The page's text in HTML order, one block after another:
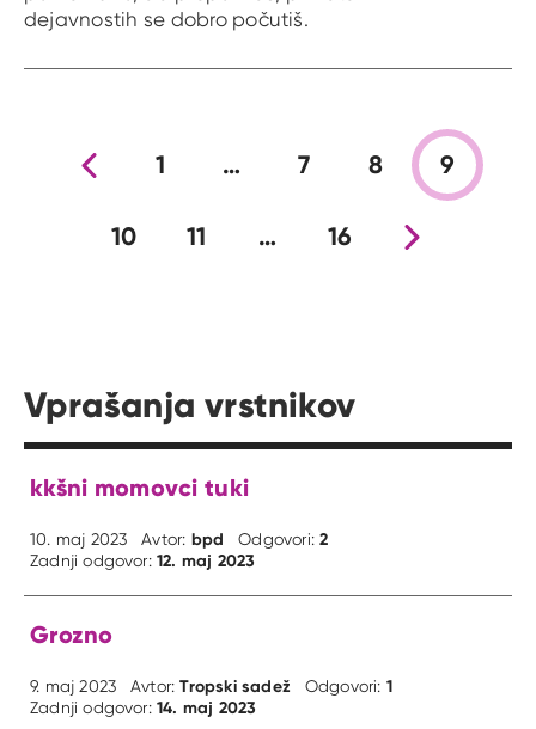
dejavnostih se dobro počutiš.
Prejšnja stran
1 … 7 8 9
10 11 … 16Nova stran
Vprašanja vrstnikov
kkšni momovci tuki
10. maj 2023 Avtor: bpd Odgovori:2
Zadnji odgovor:12. maj 2023
Grozno
9. maj 2023 Avtor:Tropski sadež Odgovori: 1
Zadnji odgovor:14. maj 2023